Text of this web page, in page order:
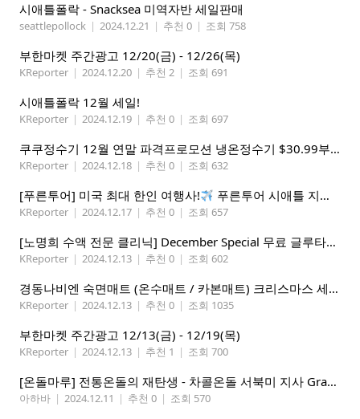
시애틀폴락 - Snacksea 미역자반 세일판매
seattlepollock | 2024.12.21 | 추천 0 | 조회 758
부한마켓 주간광고 12/20(금) - 12/26(목)
KReporter | 2024.12.20 | 추천 2 | 조회 691
시애틀폴락 12월 세일!
KReporter | 2024.12.19 | 추천 0 | 조회 697
쿠쿠정수기 12월 연말 파격프로모션 냉온정수기 $30.99부터! (기본형은 $18.99)
KReporter | 2024.12.18 | 추천 0 | 조회 632
[푸른투어] 미국 최대 한인 여행사! 푸른투어 시애틀 지점 오픈특가, 최대 300불 할인!
KReporter | 2024.12.17 | 추천 0 | 조회 657
[노명희 수액 전문 클리닉] December Special 무료 글루타치온
KReporter | 2024.12.13 | 추천 0 | 조회 602
경동나비엔 숙면매트 (온수매트 / 카본매트) 크리스마스 세일!
KReporter | 2024.12.13 | 추천 0 | 조회 1035
부한마켓 주간광고 12/13(금) - 12/19(목)
KReporter | 2024.12.13 | 추천 1 | 조회 700
[온돌마루] 전통온돌의 재탄생 - 차콜온돌 서북미 지사 Grand Open!!
아하바 | 2024.12.11 | 추천 0 | 조회 570